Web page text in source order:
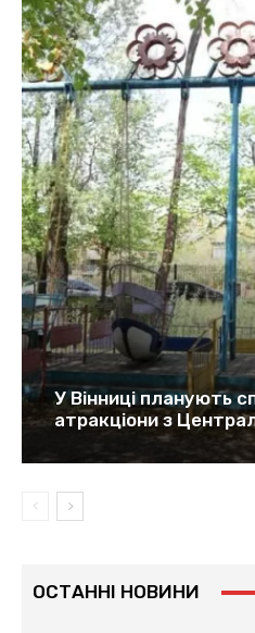
У Вінниці планують
атракціони з
ОСТАННІ НОВИНИ